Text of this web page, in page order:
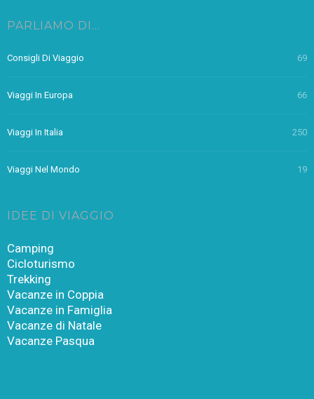
PARLIAMO DI…
Consigli Di Viaggio 69
Viaggi In Europa 66
Viaggi In Italia 250
Viaggi Nel Mondo 19
IDEE DI VIAGGIO
Camping
Cicloturismo
Trekking
Vacanze in Coppia
Vacanze in Famiglia
Vacanze di Natale
Vacanze Pasqua